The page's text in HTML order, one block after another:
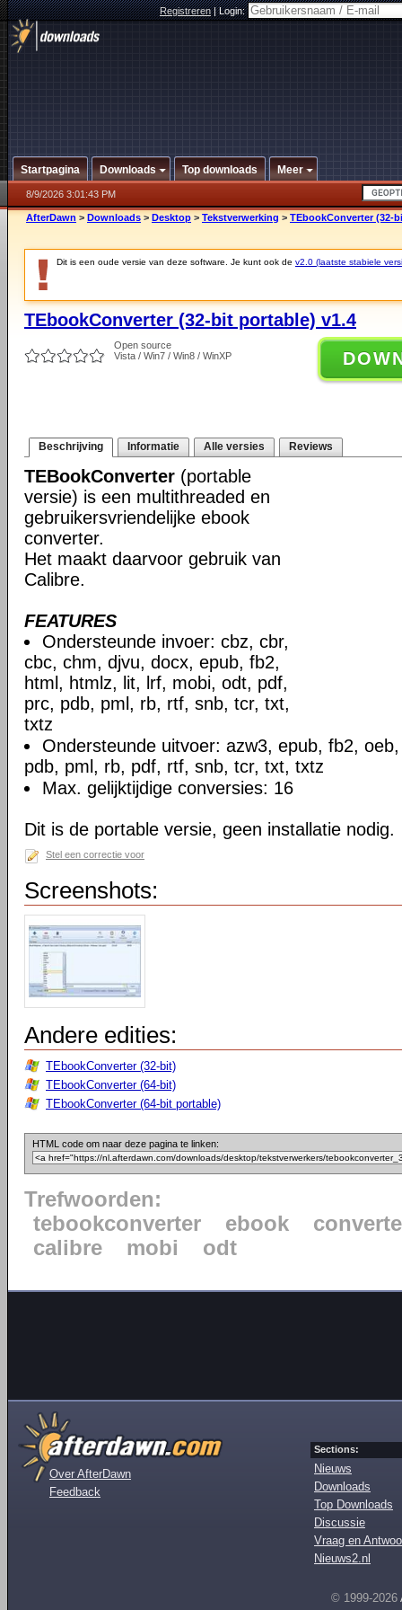
Registreren|Login:
Startpagina Downloads Top downloads Meer
8/9/2026 3:01:43 PM
AfterDawn > Downloads > Desktop > Tekstverwerking > TEbookConverter (32-
Dit is een oude versie van deze software. Je kunt ook de v2.0 (laatste stabiele
TEbookConverter (32-bit portable) v1.4
Open source
Vista / Win7 / Win8 / WinXP
Beschrijving Informatie Alle versies Reviews
TEBookConverter (portable
versie) is een multithreaded en
gebruikersvriendelijke ebook
converter.
Het maakt daarvoor gebruik van
Calibre.
FEATURES
Ondersteunde invoer: cbz, cbr,
cbc, chm, djvu, docx, epub, fb2,
html, htmlz, lit, lrf, mobi, odt, pdf,
prc, pdb, pml, rb, rtf, snb, tcr, txt,
txtz
Ondersteunde uitvoer: azw3, epub, fb2,
pdb, pml, rb, pdf, rtf, snb, tcr, txt, txtz
Max. gelijktijdige conversies: 16
Dit is de portable versie, geen installatie nodig.
Stel een correctie voor
Screenshots:
Andere edities:
TEbookConverter (32-bit)
TEbookConverter (64-bit)
TEbookConverter (64-bit portable)
HTML code om naar deze pagina te linken:
Trefwoorden:
tebookconverter
ebook
calibre
mobi odt
Over AfterDawn
Feedback
Sections:
Nieuws
Downloads
Top Downloads
Discussie
Vraag en
Nieuws2.nl
© 1999-2026